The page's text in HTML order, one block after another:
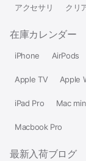
アクセサリ クリ
在庫カレンダー
iPhone AirPods
Apple TV Apple
iPad Pro Mac
Macbook Pro
最新入荷ブログ